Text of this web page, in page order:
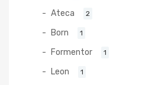
Ateca 2
Born 1
Formentor 1
Leon 1